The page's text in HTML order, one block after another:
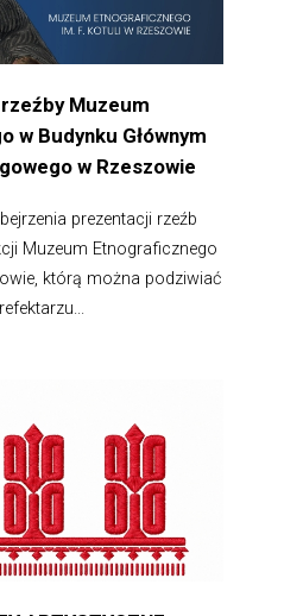
Muzeum
w Budynku Głównym
w Rzeszowie
prezentacji rzeźb
Muzeum Etnograficznego
którą można podziwiać